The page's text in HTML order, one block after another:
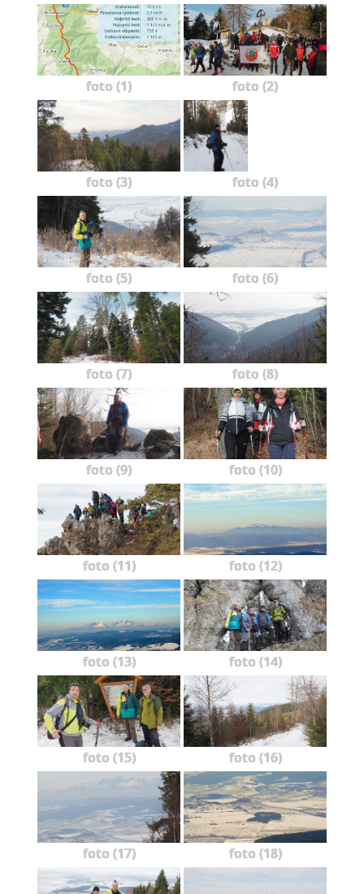
foto (1) foto (2)
foto (3) foto (4)
foto (5) foto (6)
foto (7) foto (8)
foto (9) foto (10)
foto (11) foto (12)
foto (13) foto (14)
foto (15) foto (16)
foto (17) foto (18)